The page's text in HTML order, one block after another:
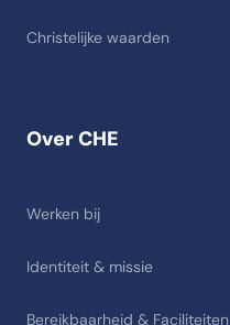
Over CHE
Werken bij
Identiteit & missie
Bereikbaarheid & Faciliteiten
Christelijke waarden